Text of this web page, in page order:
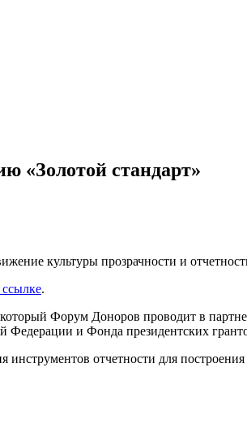
«Золотой стандарт»
культуры прозрачности и
.
Форум Доноров проводит в
Федерации и Фонда президентских
отчетности для